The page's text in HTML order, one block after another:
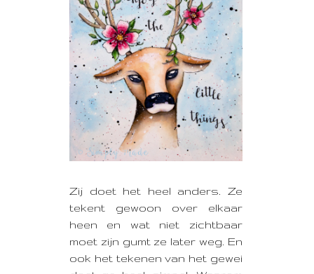
Zij doet het heel anders. Ze
tekent gewoon over elkaar
heen en wat niet zichtbaar
moet zijn gumt ze later weg. En
ook het tekenen van het gewei